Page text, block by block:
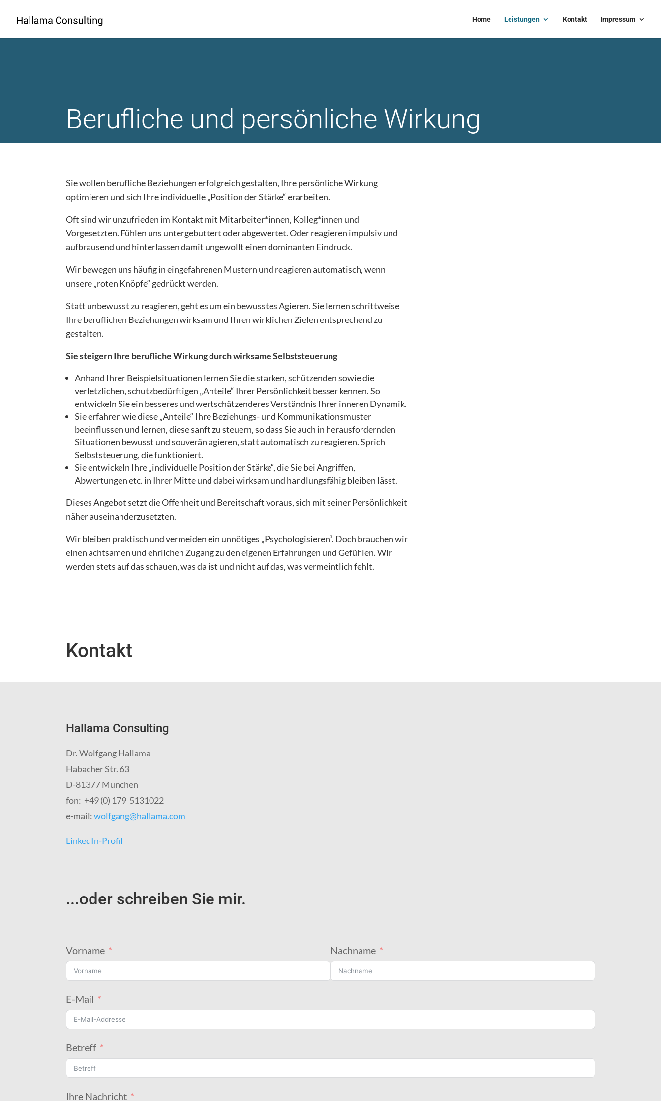
Home Leistungen Kontakt Impressum
Berufliche und persönliche Wirkung
Sie wollen berufliche Beziehungen erfolgreich gestalten, Ihre persönliche Wirkung
optimieren und sich Ihre individuelle „Position der Stärke“ erarbeiten.
Oft sind wir unzufrieden im Kontakt mit Mitarbeiter*innen, Kolleg*innen und
Vorgesetzten. Fühlen uns untergebuttert oder abgewertet. Oder reagieren impulsiv und
aufbrausend und hinterlassen damit ungewollt einen dominanten Eindruck.
Wir bewegen uns häufig in eingefahrenen Mustern und reagieren automatisch, wenn
unsere „roten Knöpfe“ gedrückt werden.
Statt unbewusst zu reagieren, geht es um ein bewusstes Agieren. Sie lernen schrittweise
Ihre beruflichen Beziehungen wirksam und Ihren wirklichen Zielen entsprechend zu
gestalten.
Sie steigern Ihre berufliche Wirkung durch wirksame Selbststeuerung
Anhand Ihrer Beispielsituationen lernen Sie die starken, schützenden sowie die
verletzlichen, schutzbedürftigen „Anteile“ Ihrer Persönlichkeit besser kennen. So
entwickeln Sie ein besseres und wertschätzenderes Verständnis Ihrer inneren Dynamik.
Sie erfahren wie diese „Anteile“ Ihre Beziehungs- und Kommunikationsmuster
beeinflussen und lernen, diese sanft zu steuern, so dass Sie auch in herausfordernden
Situationen bewusst und souverän agieren, statt automatisch zu reagieren. Sprich
Selbststeuerung, die funktioniert.
Sie entwickeln Ihre „individuelle Position der Stärke“, die Sie bei Angriffen,
Abwertungen etc. in Ihrer Mitte und dabei wirksam und handlungsfähig bleiben lässt.
Dieses Angebot setzt die Offenheit und Bereitschaft voraus, sich mit seiner Persönlichkeit
näher auseinanderzusetzten.
Wir bleiben praktisch und vermeiden ein unnötiges „Psychologisieren“. Doch brauchen wir
einen achtsamen und ehrlichen Zugang zu den eigenen Erfahrungen und Gefühlen. Wir
werden stets auf das schauen, was da ist und nicht auf das, was vermeintlich fehlt.
Kontakt
Hallama Consulting
Dr. Wolfgang Hallama
Habacher Str. 63
D-81377 München
fon: +49 (0) 179 5131022
e-mail:wolfgang@hallama.com
LinkedIn-Profil
...oder schreiben Sie mir.
Vorname Nachname
E-Mail
Betreff
Ihre Nachricht